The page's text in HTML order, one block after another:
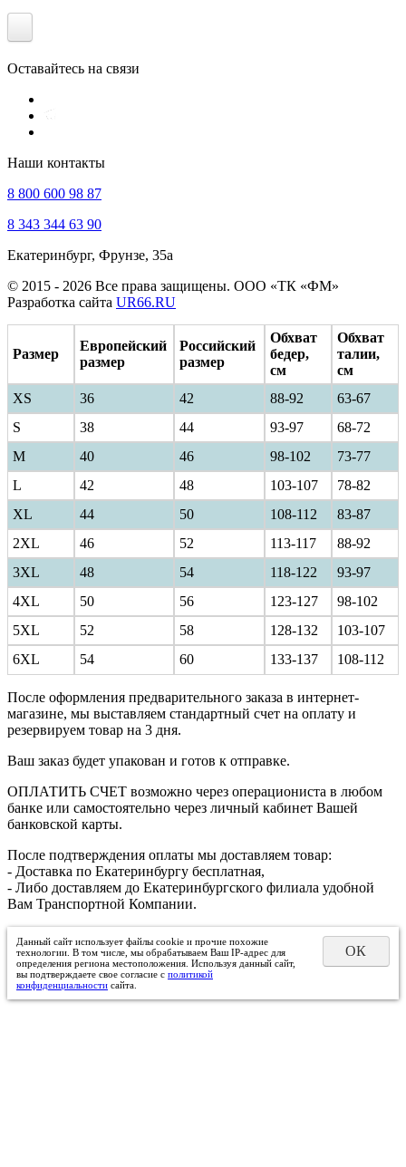
Оставайтесь на связи
Наши контакты
8 800 600 98 87
8 343 344 63 90
Екатеринбург, Фрунзе, 35а
© 2015 - 2026 Все права защищены. ООО «ТК «ФМ»
Разработка сайта UR66.RU
Размер
Европейский
размер
Российский
размер
Обхват
бедер,
см
Обхват
талии,
см
XS
36 42 88-92
63-67
S
38 44 93-97
68-72
M
40 46 98-102
73-77
L
42 48 103-107
78-82
XL
44 50 108-112
83-87
2XL
46 52 113-117
88-92
3XL
48 54 118-122
93-97
4XL
50 56 123-127
98-102
5XL
52 58 128-132
103-107
6XL
54 60 133-137 108-112
После оформления предварительного заказа в интернет-
магазине, мы выставляем стандартный счет на оплату и
резервируем товар на 3 дня.
Ваш заказ будет упакован и готов к отправке.
ОПЛАТИТЬ СЧЕТ возможно через операциониста в любом
банке или самостоятельно через личный кабинет Вашей
банковской карты.
После подтверждения оплаты мы доставляем товар:
- Доставка по Екатеринбургу бесплатная,
- Либо доставляем до Екатеринбургского филиала удобной
Вам Транспортной Компании.
Данный сайт использует файлы cookie и прочие похожие
технологии. В том числе, мы обрабатываем Ваш IP-адрес для
определения региона местоположения. Используя данный сайт,
вы подтверждаете свое согласие с политикой
конфиденциальности сайта.
ОК